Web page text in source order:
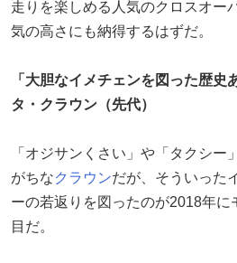
走りを楽しめる人気のクロスオー
気の高さにも納得するはずだ。
「大胆なイメチェンを図った歴
タ・クラウン（先代）
「オジサンくさい」や「タクシー
がちなクラウンだが、そういった
ーの若返りを図ったのが2018年
目だ。